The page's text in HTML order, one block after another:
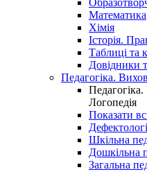
Математика
Хімія
Історія.
Таблиці та
Довідники
Педагогіка.
Логопедія
Показати
Шкільна
Дошкільна
Загальна